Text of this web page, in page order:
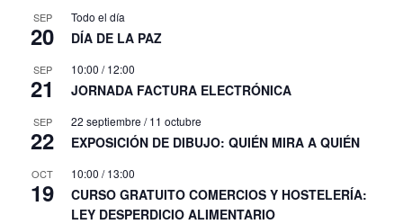
SEP
20
Todo el día
DÍA DE LA PAZ
SEP
21
10:00 /12:00
JORNADA FACTURA ELECTRÓNICA
SEP
22
22 septiembre /11 octubre
EXPOSICIÓN DE DIBUJO: QUIÉN MIRA A QUIÉN
OCT
19
10:00 /13:00
CURSO GRATUITO COMERCIOS Y HOSTELERÍA:
LEY DESPERDICIO ALIMENTARIO